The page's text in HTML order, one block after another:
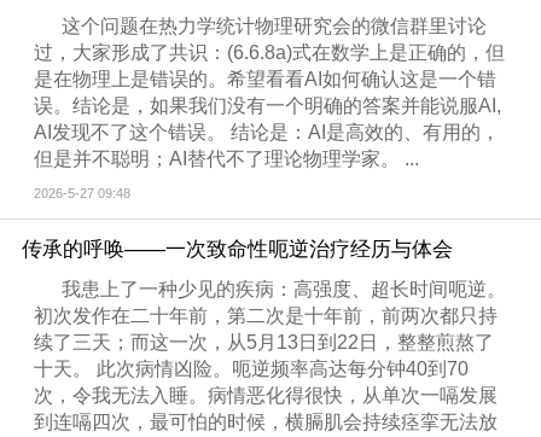
这个问题在热力学统计物理研究会的微信群里讨论
过，大家形成了共识：(6.6.8a)式在数学上是正确的，但
是在物理上是错误的。希望看看AI如何确认这是一个错
误。结论是，如果我们没有一个明确的答案并能说服AI,
AI发现不了这个错误。 结论是：AI是高效的、有用的，
但是并不聪明；AI替代不了理论物理学家。 ...
2026-5-27 09:48
传承的呼唤——一次致命性呃逆治疗经历与体会‌
我患上了一种少见的疾病：高强度、超长时间呃逆。
初次发作在二十年前，第二次是十年前，前两次都只持
续了三天；而这一次，从5月13日到22日，整整煎熬了
十天。 此次病情凶险。呃逆频率高达每分钟40到70
次，令我无法入睡。病情恶化得很快，从单次一嗝发展
到连嗝四次，最可怕的时候，横膈肌会持续痉挛无法放